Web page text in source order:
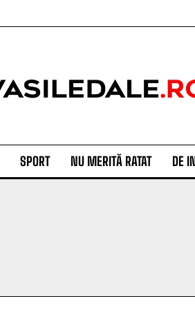
SPORT NU MERITĂ RATAT DE